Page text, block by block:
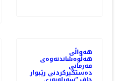
هەواڵی
هەڵوەشاندنەوەی
فەرمانی
دەستگیركردنی رێبوار